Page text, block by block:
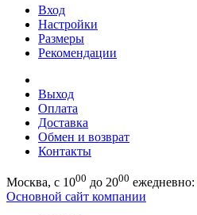
Вход
Настройки
Размеры
Рекомендации
Выход
Оплата
Доставка
Обмен и возврат
Контакты
Москва, с 1000 до 2000 ежедневно:
Основной сайт компании